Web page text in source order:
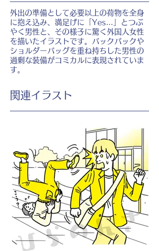
外出の準備として必要以上の荷物を全身
に抱え込み、満足げに「Yes…」とつぶ
やく男性と、その様子に驚く外国人女性
を描いたイラストです。バックパックや
ショルダーバッグを重ね持ちした男性の
過剰な装備がコミカルに表現されていま
す。
​関連イラスト